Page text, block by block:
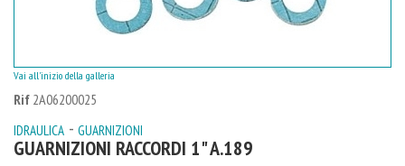
Rif 2A06200025
IDRAULICA - GUARNIZIONI
GUARNIZIONI RACCORDI 1" A.189
Vai all'inizio della galleria